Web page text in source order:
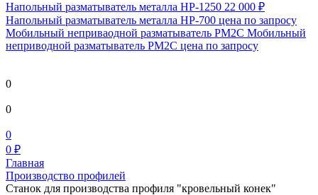
Напольный разматыватель металла HP-1250 22 000 ₽
Напольный разматыватель металла HP-700 цена по запросу
Мобильный непривaодной разматыватель РМ2С Мобильный
неприводной разматыватель РМ2С цена по запросу
0
0
0
0 ₽
Главная
Производство профилей
Станок для производства профиля "кровельный конек"